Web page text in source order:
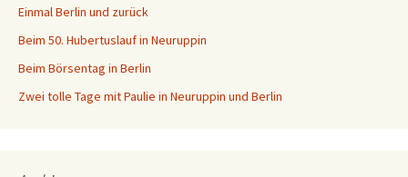
Einmal Berlin und zurück
Beim 50. Hubertuslauf in Neuruppin
Beim Börsentag in Berlin
Zwei tolle Tage mit Paulie in Neuruppin und Berlin